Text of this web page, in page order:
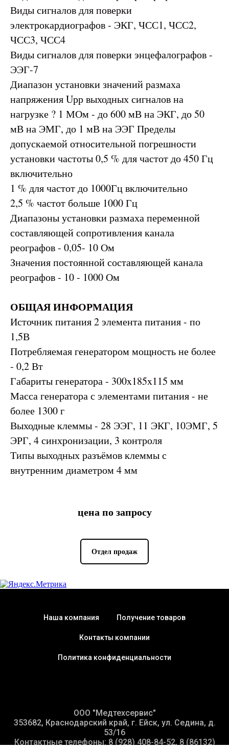
Виды сигналов для поверки
электрокардиографов - ЭКГ, ЧСС1, ЧСС2,
ЧСС3, ЧСС4
Виды сигналов для поверки энцефалографов -
ЭЭГ-7
Диапазон установки значений размаха
напряжения Uрр выходных сигналов на
нагрузке ? 1 МОм - до 600 мВ на ЭКГ, до 50
мВ на ЭМГ, до 1 мВ на ЭЭГ Пределы
допускаемой относительной погрешности
установки частоты 0,5 % для частот до 450 Гц
включительно
1 % для частот до 1000Гц включительно
2,5 % частот больше 1000 Гц
Диапазоны установки размаха переменной
составляющей сопротивления канала
реографов - 0,05- 10 Ом
Значения постоянной составляющей канала
реографов - 10 - 1000 Ом
ОБЩАЯ ИНФОРМАЦИЯ
Источник питания 2 элемента питания - по
1,5В
Потребляемая генератором мощность не более
- 0,2 Вт
Габариты генератора - 300x185x115 мм
Масса генератора с элементами питания - не
более 1300 г
Выходные клеммы - 28 ЭЭГ, 11 ЭКГ, 10ЭМГ, 5
ЭРГ, 4 синхронизации, 3 контроля
Типы выходных разъёмов клеммы с
внутренним диаметром 4 мм
цена по запросу
Отдел продаж
Наша компания Получение товаров
Контакты компании
Политика конфиденциальности
ООО "Медтехсервис"
353682, Краснодарский край, г. Ейск, ул. Седина, д.
53/16
Контактные телефоны: 8 (928) 408-84-52, 8 (86132)